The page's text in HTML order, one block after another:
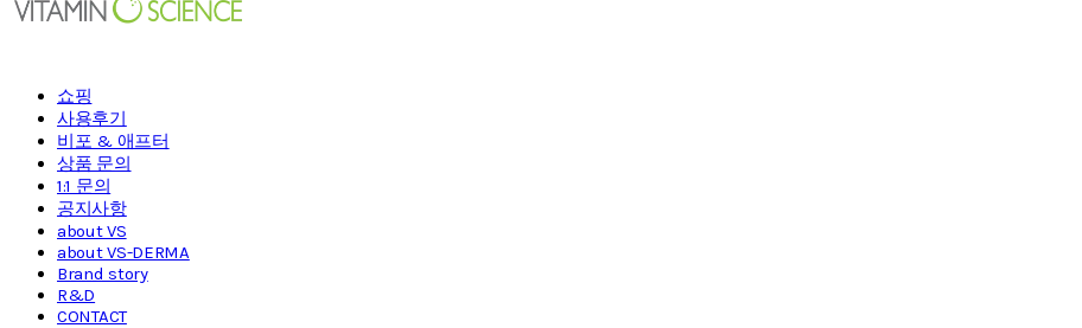
쇼핑
사용후기
비포 & 애프터
상품 문의
1:1 문의
공지사항
about VS
about VS-DERMA
Brand story
R&D
CONTACT